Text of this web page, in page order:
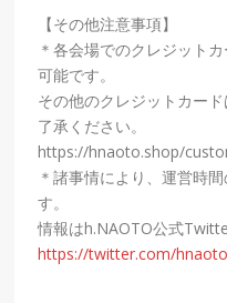
【その他注意事項】
＊各会場でのクレジット
可能です。
その他のクレジットカー
了承ください。
https://hnaoto.shop/
＊諸事情により、運営時
す。
情報はh.NAOTO公式
https://twitter.com/